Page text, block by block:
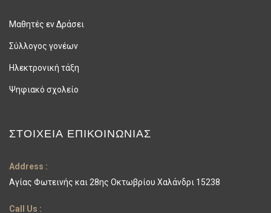
Μαθητές εν Δράσει
Σύλλογος γονέων
Ηλεκτρονική τάξη
Ψηφιακό σχολείο
ΣΤΟΙΧΕΊΑ ΕΠΙΚΟΙΝΩΝΊΑΣ
Address :
Αγίας Φωτεινής και 28ης Οκτωβρίου Χαλάνδρι 15238
Call Us :